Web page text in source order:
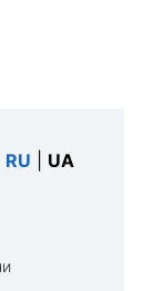
RU UA